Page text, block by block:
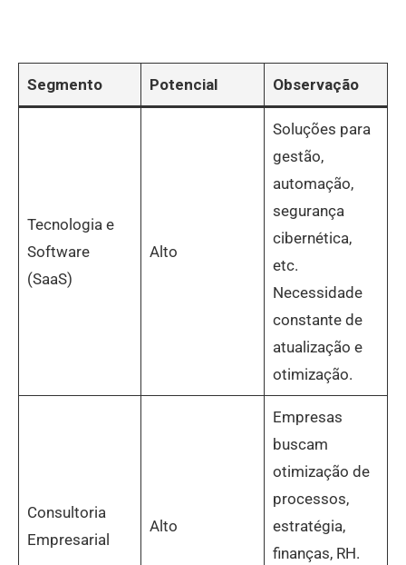
Segmento Potencial Observação
Tecnologia e
Software
(SaaS)
Alto
Soluções para
gestão,
automação,
segurança
cibernética,
etc.
Necessidade
constante de
atualização e
otimização.
Consultoria
Empresarial
Alto
Empresas
buscam
otimização de
processos,
estratégia,
finanças, RH.